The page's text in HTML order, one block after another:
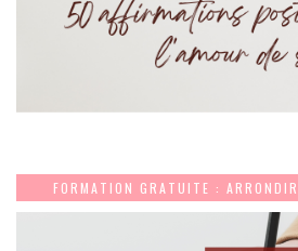
FORMATION GRATUITE :